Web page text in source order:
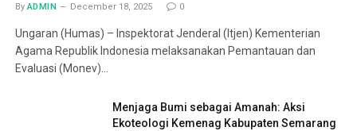
By ADMIN December 18, 2025 0
Ungaran (Humas) – Inspektorat Jenderal (Itjen) Kementerian
Agama Republik Indonesia melaksanakan Pemantauan dan
Evaluasi (Monev)…
Menjaga Bumi sebagai Amanah: Aksi
Ekoteologi Kemenag Kabupaten Semarang